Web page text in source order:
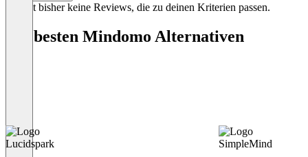
Es gibt bisher keine Reviews, die zu deinen Kriterien passen.
Die besten Mindomo Alternativen
Lucidspark SimpleMind